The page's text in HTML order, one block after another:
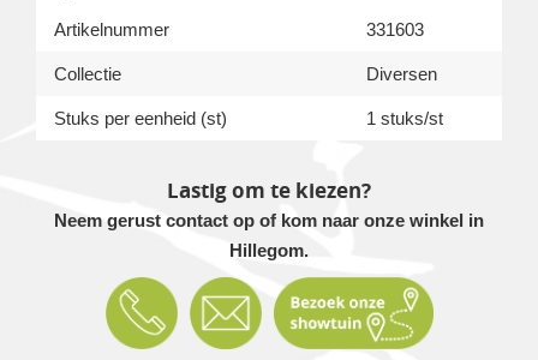
Artikelnummer 331603
Collectie Diversen
Stuks per eenheid (st) 1 stuks/st
Lastig om te kiezen?
Neem gerust contact op of kom naar onze winkel in
Hillegom.